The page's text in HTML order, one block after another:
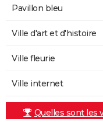
Pavillon bleu
Ville d'art et d'histoire
Ville fleurie
Ville internet
Quelles sont les